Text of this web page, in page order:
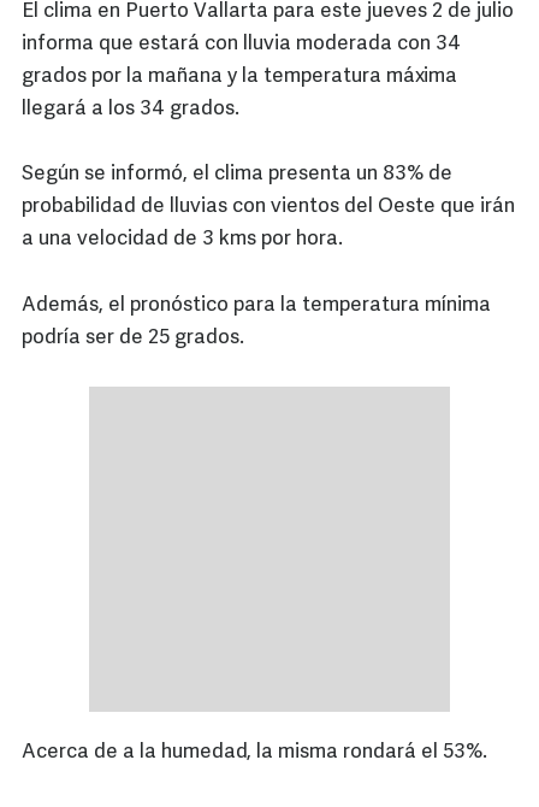
El clima en Puerto Vallarta para este jueves 2 de julio
informa que estará con lluvia moderada con 34
grados por la mañana y la temperatura máxima
llegará a los 34 grados.
Según se informó, el clima presenta un 83% de
probabilidad de lluvias con vientos del Oeste que irán
a una velocidad de 3 kms por hora.
Además, el pronóstico para la temperatura mínima
podría ser de 25 grados.
Acerca de a la humedad, la misma rondará el 53%.